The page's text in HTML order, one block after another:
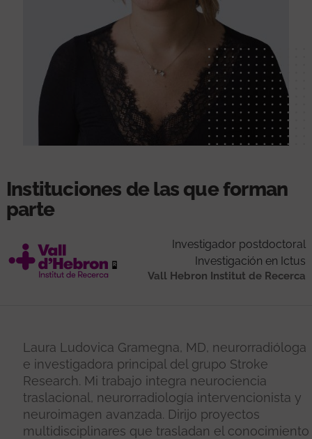
Instituciones de las que forman
parte
Investigador postdoctoral
Investigación en Ictus
Vall Hebron Institut de Recerca
Laura Ludovica Gramegna, MD, neurorradióloga
e investigadora principal del grupo Stroke
Research. Mi trabajo integra neurociencia
traslacional, neurorradiología intervencionista y
neuroimagen avanzada. Dirijo proyectos
multidisciplinares que trasladan el conocimiento